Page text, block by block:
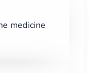
medicine